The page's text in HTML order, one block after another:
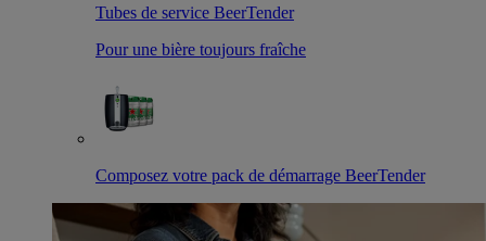
Tubes de service BeerTender
Pour une bière toujours fraîche
Composez votre pack de démarrage BeerTender